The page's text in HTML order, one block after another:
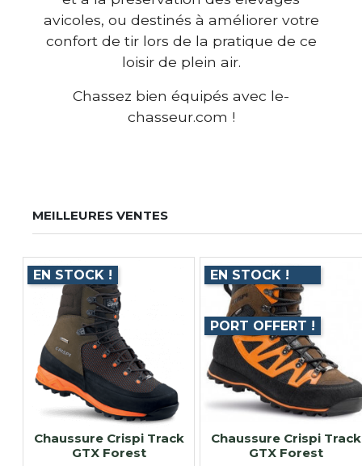
avicoles, ou destinés à améliorer votre
confort de tir lors de la pratique de ce
loisir de plein air.
Chassez bien équipés avec le-
chasseur.com !
MEILLEURES VENTES
Chaussure Crispi Track
GTX Forest
EN STOCK !
Chaussure Crispi Track
GTX Forest
EN STOCK !
PORT OFFERT !